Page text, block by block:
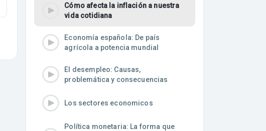
Cómo afecta la inflación a nuestra
vida cotidiana
Economía española: De país
agrícola a potencia mundial
El desempleo: Causas,
problemática y consecuencias
Los sectores economicos
Política monetaria: La forma que